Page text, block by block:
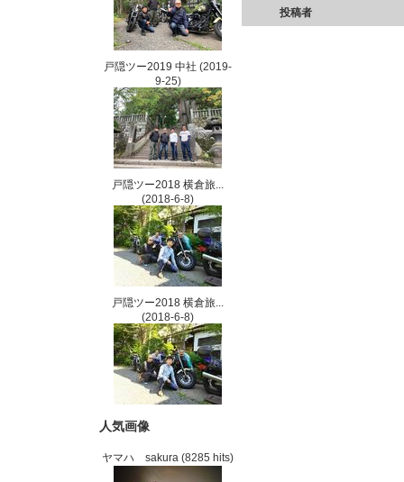
戸隠ツー2019 中社 (2019-
9-25)
戸隠ツー2018 横倉旅...
(2018-6-8)
戸隠ツー2018 横倉旅...
(2018-6-8)
人気画像
ヤマハ sakura (8285 hits)
投稿者